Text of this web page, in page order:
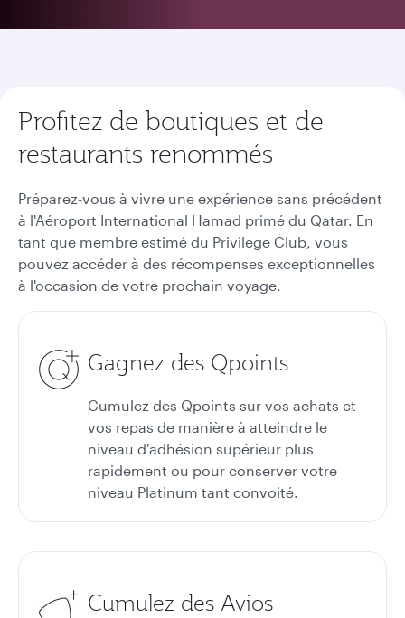
Profitez de boutiques et de
restaurants renommés
Préparez-vous à vivre une expérience sans précédent
à l'Aéroport International Hamad primé du Qatar. En
tant que membre estimé du Privilege Club, vous
pouvez accéder à des récompenses exceptionnelles
à l'occasion de votre prochain voyage.
Gagnez des Qpoints
Cumulez des Qpoints sur vos achats et
vos repas de manière à atteindre le
niveau d'adhésion supérieur plus
rapidement ou pour conserver votre
niveau Platinum tant convoité.
Cumulez des Avios